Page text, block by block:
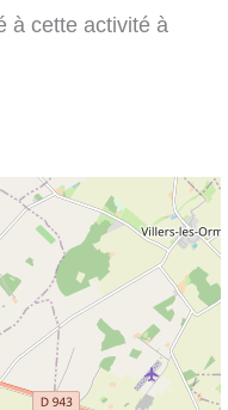
à cette activité à